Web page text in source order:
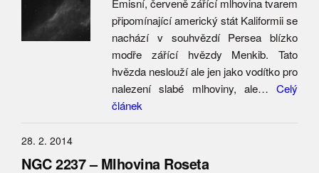
Emisní, červeně zářící mlhovina tvarem
připomínající americký stát Kaliformii se
nachází v souhvězdí Persea blízko
modře zářící hvězdy Menkib. Tato
hvězda neslouží ale jen jako vodítko pro
nalezení slabé mlhoviny, ale… Celý
článek
28. 2. 2014
NGC 2237 – Mlhovina Roseta